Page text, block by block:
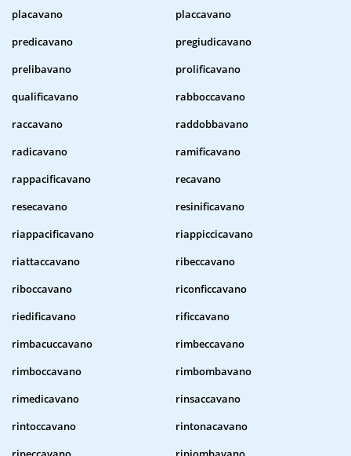
placavano
placcavano
predicavano
pregiudicavano
prelibavano
prolificavano
qualificavano
rabboccavano
raccavano
raddobbavano
radicavano
ramificavano
rappacificavano
recavano
resecavano
resinificavano
riappacificavano
riappiccicavano
riattaccavano
ribeccavano
riboccavano
riconficcavano
riedificavano
rificcavano
rimbacuccavano
rimbeccavano
rimboccavano
rimbombavano
rimedicavano
rinsaccavano
rintoccavano
rintonacavano